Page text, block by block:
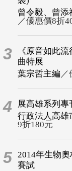
曾令毅、曾添
／優惠價8折
3
《原音如此
曲特展
葉宗哲主編 ／
4
展高雄系列
行政法人高雄
9折180元
5 2014年生物
賽試